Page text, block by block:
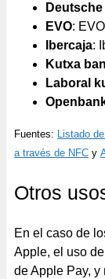
EVO:
Ibercaja:
Kutxa
Laboral
Fuentes: Listado
a través de NFC y
Otros
En el caso de
Apple, el uso de
de Apple Pay, y